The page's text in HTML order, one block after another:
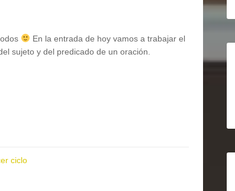
En la entrada de hoy vamos a trabajar el
sujeto y del predicado de un oración.
ciclo